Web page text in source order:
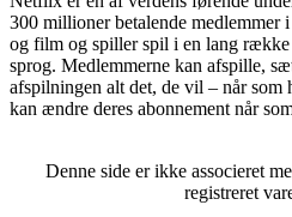
300 millioner betalende medlemmer
og film og spiller spil i en lang
sprog. Medlemmerne kan afspille,
afspilningen alt det, de vil – når som
kan ændre deres abonnement når
Denne side er ikke associeret
registreret